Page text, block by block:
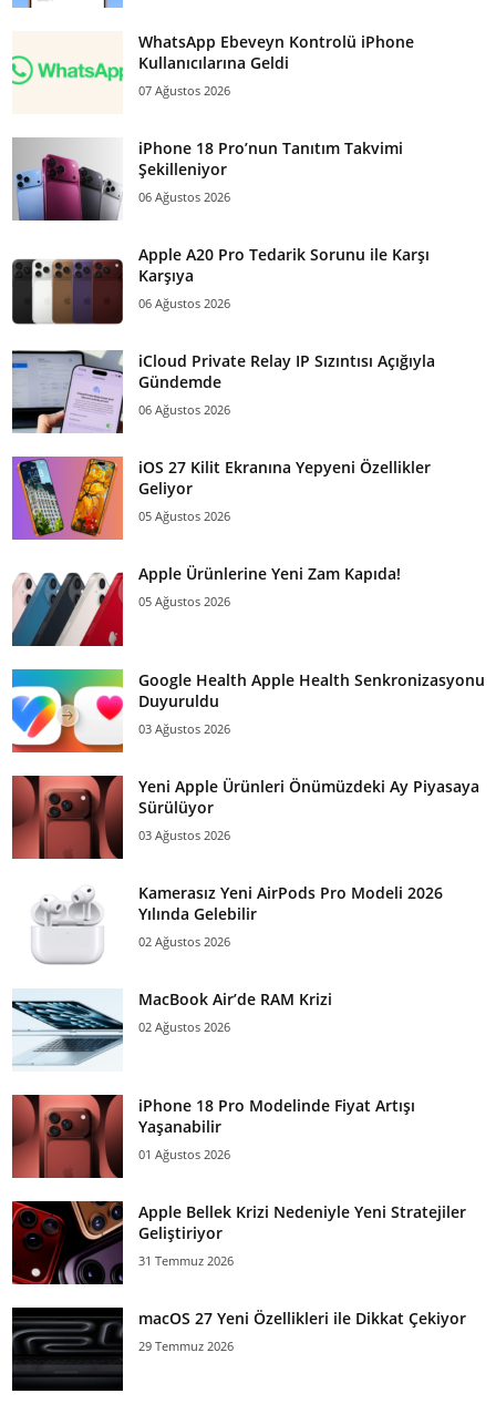
WhatsApp Ebeveyn Kontrolü iPhone
Kullanıcılarına Geldi
07 Ağustos 2026
iPhone 18 Pro’nun Tanıtım Takvimi
Şekilleniyor
06 Ağustos 2026
Apple A20 Pro Tedarik Sorunu ile Karşı
Karşıya
06 Ağustos 2026
iCloud Private Relay IP Sızıntısı Açığıyla
Gündemde
06 Ağustos 2026
iOS 27 Kilit Ekranına Yepyeni Özellikler
Geliyor
05 Ağustos 2026
Apple Ürünlerine Yeni Zam Kapıda!
05 Ağustos 2026
Google Health Apple Health Senkronizasyonu
Duyuruldu
03 Ağustos 2026
Yeni Apple Ürünleri Önümüzdeki Ay Piyasaya
Sürülüyor
03 Ağustos 2026
Kamerasız Yeni AirPods Pro Modeli 2026
Yılında Gelebilir
02 Ağustos 2026
MacBook Air’de RAM Krizi
02 Ağustos 2026
iPhone 18 Pro Modelinde Fiyat Artışı
Yaşanabilir
01 Ağustos 2026
Apple Bellek Krizi Nedeniyle Yeni Stratejiler
Geliştiriyor
31 Temmuz 2026
macOS 27 Yeni Özellikleri ile Dikkat Çekiyor
29 Temmuz 2026